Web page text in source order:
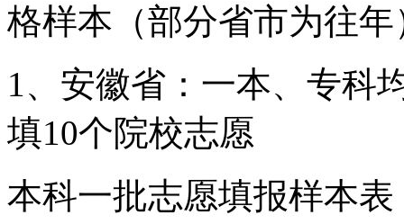
格样本（部分省市为往
1、安徽省：一本、专科
填10个院校志愿
本科一批志愿填报样本表